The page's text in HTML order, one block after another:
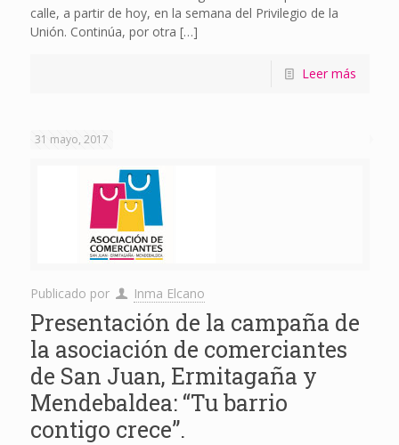
calle, a partir de hoy, en la semana del Privilegio de la
Unión. Continúa, por otra […]
Leer más
31 mayo, 2017
Publicado por Inma Elcano
Presentación de la campaña de
la asociación de comerciantes
de San Juan, Ermitagaña y
Mendebaldea: “Tu barrio
contigo crece”.